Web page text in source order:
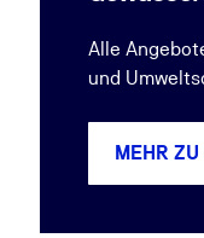
Alle
und
MEHR